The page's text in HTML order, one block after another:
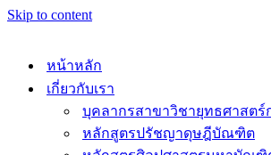
Skip to content
หน้าหลัก
เกี่ยวกับเรา
บุคลากรสาขาวิชายุทธศาสต
หลักสูตรปรัชญาดุษฎีบัณฑิต